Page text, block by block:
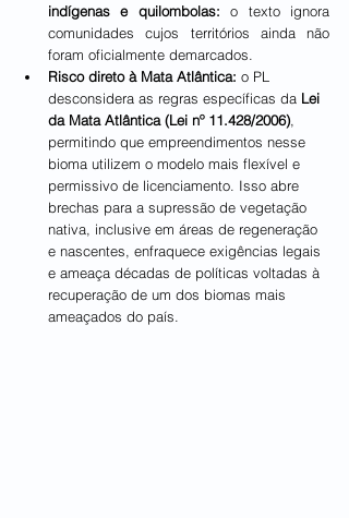
indígenas e quilombolas: o texto ignora
comunidades cujos territórios ainda não
foram oficialmente demarcados.
Risco direto à Mata Atlântica: o PL
desconsidera as regras específicas da Lei
da Mata Atlântica (Lei nº 11.428/2006),
permitindo que empreendimentos nesse
bioma utilizem o modelo mais flexível e
permissivo de licenciamento. Isso abre
brechas para a supressão de vegetação
nativa, inclusive em áreas de regeneração
e nascentes, enfraquece exigências legais
e ameaça décadas de políticas voltadas à
recuperação de um dos biomas mais
ameaçados do país.